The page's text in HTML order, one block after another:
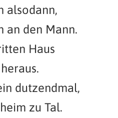
alsodann,
an den Mann.
Haus
dutzendmal,
zu Tal.